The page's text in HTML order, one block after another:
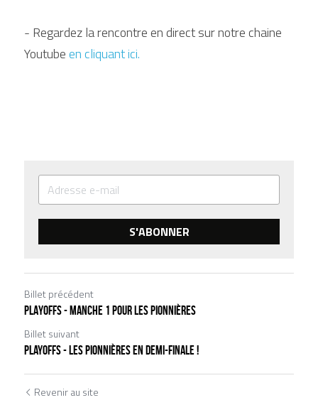
- Regardez la rencontre en direct sur notre chaine
Youtube en cliquant ici.
S'ABONNER
Billet précédent
PLAYOFFS - MANCHE 1 POUR LES PIONNIÈRES
Billet suivant
Playoffs - les PIONNIÈRES EN DEMI-FINALE !
Revenir au site